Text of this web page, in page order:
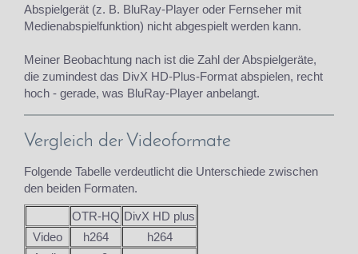
Abspielgerät (z. B. BluRay-Player oder Fernseher mit
Medienabspielfunktion) nicht abgespielt werden kann.
Meiner Beobachtung nach ist die Zahl der Abspielgeräte,
die zumindest das DivX HD-Plus-Format abspielen, recht
hoch - gerade, was BluRay-Player anbelangt.
Vergleich der Videoformate
Folgende Tabelle verdeutlicht die Unterschiede zwischen
den beiden Formaten.
OTR-HQ DivX HD plus
Video
h264
h264